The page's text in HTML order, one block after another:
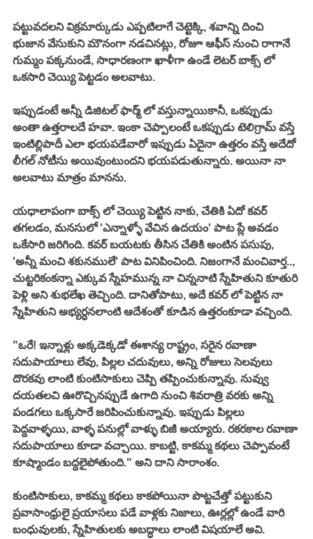
పట్టువదలని విక్రమార్కుడు ఎప్పటిలాగే చెట్టెక్కి, శవాన్ని దించి
భుజాన వేసుకుని మౌనంగా నడచినట్లు, రోజూ ఆఫీస్ నుంచి రాగానే
గుమ్మం పక్కనుండే, సాధారణంగా ఖాళీగా ఉండే లెటర్ బాక్స్ లో
ఒకసారి చెయ్యి పెట్టడం అలవాటు.
ఇప్పుడంటే అన్నీ డిజిటల్ ఫార్మ్ లో వస్తున్నాయికానీ, ఒకప్పుడు
అంతా ఉత్తరాలదే హవా. ఇంకా చెప్పాలంటే ఒకప్పుడు టెలిగ్రామ్ వస్తే
ఇంటిల్లిపాదీ ఎలా భయపడేవారో ఇప్పుడు ఏదైనా ఉత్తరం వస్తే అదేదో
లీగల్ నోటీసు అయివుంటుందని భయపడుతున్నారు. అయినా నా
అలవాటు మాత్రం మానను.
యధాలాపంగా బాక్స్ లో చెయ్యి పెట్టిన నాకు, చేతికి ఏదో కవర్
తగలడం, మనసులో 'ఎన్నాళ్ళో వేచిన ఉదయం' పాట ప్లే అవడం
ఒకేసారి జరిగింది. కవర్ బయటకు తీసిన చేతికి అంటిన పసుపు,
'అన్నీ మంచి శకునములే' పాట వినిపించింది. నిజంగానే మంచివార్త..,
చుట్టరికంకన్నా ఎక్కువ స్నేహమున్న నా చిన్ననాటి స్నేహితుని కూతురి
పెళ్లి అని శుభలేఖ తెచ్చింది. దానితోపాటు, అదే కవర్ లో పెట్టిన నా
స్నేహితుని అభ్యర్ధనలాంటి ఆదేశంతో కూడిన ఉత్తరంకూడా వచ్చింది.
"ఒరే! ఇన్నాళ్లు అక్కడెక్కడో ఈశాన్య రాష్ట్రం, సరైన రవాణా
సదుపాయాలు లేవు, పిల్లల చదువులు, అన్ని రోజులు సెలవులు
దొరకవు లాంటి కుంటిసాకులు చెప్పి తప్పించుకున్నావు. నువ్వు
దయతలచి ఊరొచ్చినప్పుడే ఉగాది నుంచి శివరాత్రి వరకు అన్ని
పండగలు ఒక్కసారే జరిపించుకున్నావు. ఇప్పుడు పిల్లలు
పెద్దవాళ్ళయి, వాళ్ళ పనుల్లో వాళ్ళు బిజీ అయ్యారు. రకరకాల రవాణా
సదుపాయాలు కూడా వచ్చాయి. కాబట్టి, కాకమ్మ కథలు చెప్పావంటే
కూష్మాండం బద్దలైపోతుంది." అని దాని సారాంశం.
కుంటిసాకులు, కాకమ్మ కథలు కాకపోయినా పొట్టచేత్తో పట్టుకుని
ప్రవాసాంధ్రులై ప్రయాసలు పడే వాళ్లకు నిజాలు, ఊర్లల్లో ఉండే వారి
బంధువులకు, స్నేహితులకు అబద్ధాలు లాంటి విషయాలే అవి.